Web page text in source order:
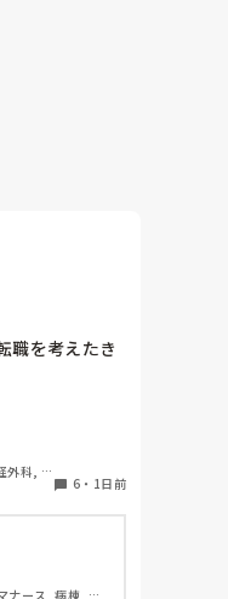
。
なんてな
家から30分
考えていま
も受けたい
」と伝えまし
が、1年生
つもりは毛
内部の試験も
で必ず書かな
はかなり低
職を考えたき
科,
6 ・ 1日前
ナース, 病棟, 訪